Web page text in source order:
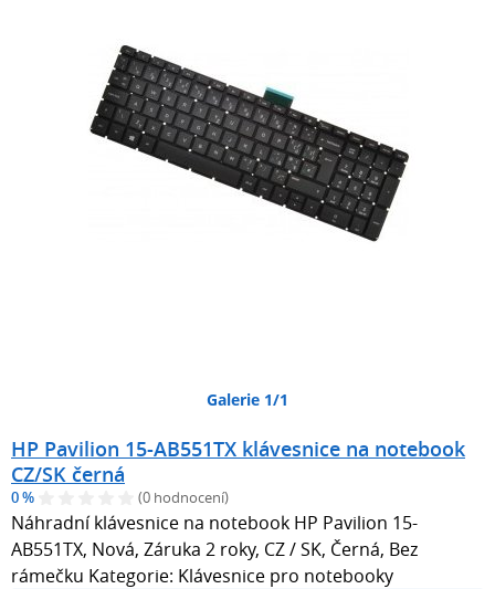
Galerie 1/1
HP Pavilion 15-AB551TX klávesnice na notebook
CZ/SK černá
0 % (0 hodnocení)
Náhradní klávesnice na notebook HP Pavilion 15-
AB551TX, Nová, Záruka 2 roky, CZ / SK, Černá, Bez
rámečku Kategorie: Klávesnice pro notebooky